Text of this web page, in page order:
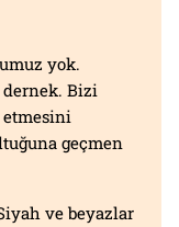
yok.
dernek. Bizi
etmesini
geçmen
ve beyazlar